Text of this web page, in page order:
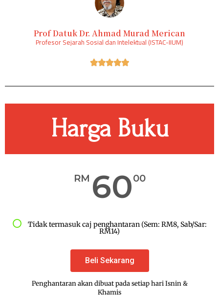
Prof Datuk Dr. Ahmad Murad Merican​
Profesor Sejarah Sosial dan Intelektual (ISTAC-IIUM)

Harga Buku
RM 6000
Tidak termasuk caj penghantaran (Sem: RM8, Sab/Sar:
RM14)
Beli Sekarang
Penghantaran akan dibuat pada setiap hari Isnin &
Khamis